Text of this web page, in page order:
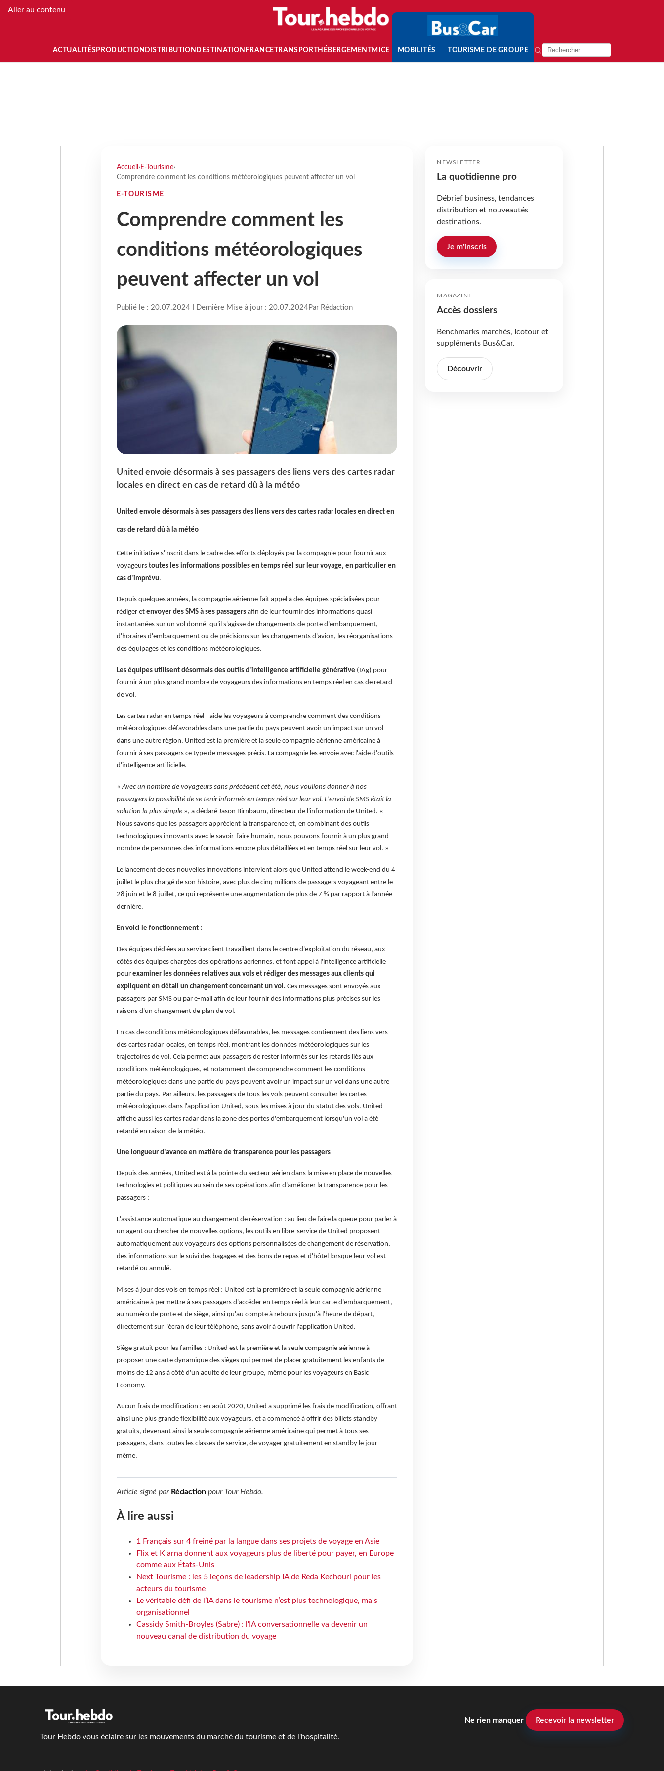
Aller au contenu
ACTUALITÉS PRODUCTION DISTRIBUTION DESTINATION FRANCETRANSPORT HÉBERGEMENTMICE MOBILITÉS TOURISME DE GROUPE
Accueil › E-Tourisme›
Comprendre comment les conditions météorologiques peuvent affecter un vol
E-TOURISME
Comprendre comment les
conditions météorologiques
peuvent affecter un vol
Publié le : 20.07.2024 I Dernière Mise à jour : 20.07.2024Par Rédaction
United envoie désormais à ses passagers des liens vers des cartes radar
locales en direct en cas de retard dû à la météo
United envoie désormais à ses passagers des liens vers des cartes radar locales en direct en
cas de retard dû à la météo
Cette initiative s'inscrit dans le cadre des efforts déployés par la compagnie pour fournir aux
voyageurs toutes les informations possibles en temps réel sur leur voyage, en particulier en
cas d'imprévu.
Depuis quelques années, la compagnie aérienne fait appel à des équipes spécialisées pour
rédiger et envoyer des SMS à ses passagersafin de leur fournir des informations quasi
instantanées sur un vol donné, qu'il s'agisse de changements de porte d'embarquement,
d'horaires d'embarquement ou de précisions sur les changements d'avion, les réorganisations
des équipages et les conditions météorologiques.
Les équipes utilisent désormais des outils d'intelligence artificielle générative (IAg) pour
fournir à un plus grand nombre de voyageurs des informations en temps réel en cas de retard
de vol.
Les cartes radar en temps réel - aide les voyageurs à comprendre comment des conditions
météorologiques défavorables dans une partie du pays peuvent avoir un impact sur un vol
dans une autre région. United est la première et la seule compagnie aérienne américaine à
fournir à ses passagers ce type de messages précis. La compagnie les envoie avec l'aide d'outils
d'intelligence artificielle.
« Avec un nombre de voyageurs sans précédent cet été, nous voulions donner à nos
passagers la possibilité de se tenir informés en temps réel sur leur vol. L'envoi de SMS était la
solution la plus simple», a déclaré Jason Birnbaum, directeur de l'information de United. «
Nous savons que les passagers apprécient la transparence et, en combinant des outils
technologiques innovants avec le savoir-faire humain, nous pouvons fournir à un plus grand
nombre de personnes des informations encore plus détaillées et en temps réel sur leur vol. »
Le lancement de ces nouvelles innovations intervient alors que United attend le week-end du 4
juillet le plus chargé de son histoire, avec plus de cinq millions de passagers voyageant entre le
28 juin et le 8 juillet, ce qui représente une augmentation de plus de 7 % par rapport à l'année
dernière.
En voici le fonctionnement :
Des équipes dédiées au service client travaillent dans le centre d'exploitation du réseau, aux
côtés des équipes chargées des opérations aériennes, et font appel à l'intelligence artificielle
pour examiner les données relatives aux vols et rédiger des messages aux clients qui
expliquent en détail un changement concernant un vol. Ces messages sont envoyés aux
passagers par SMS ou par e-mail afin de leur fournir des informations plus précises sur les
raisons d'un changement de plan de vol.
En cas de conditions météorologiques défavorables, les messages contiennent des liens vers
des cartes radar locales, en temps réel, montrant les données météorologiques sur les
trajectoires de vol. Cela permet aux passagers de rester informés sur les retards liés aux
conditions météorologiques, et notamment de comprendre comment les conditions
météorologiques dans une partie du pays peuvent avoir un impact sur un vol dans une autre
partie du pays. Par ailleurs, les passagers de tous les vols peuvent consulter les cartes
météorologiques dans l'application United, sous les mises à jour du statut des vols. United
affiche aussi les cartes radar dans la zone des portes d'embarquement lorsqu'un vol a été
retardé en raison de la météo.
Une longueur d'avance en matière de transparence pour les passagers
Depuis des années, United est à la pointe du secteur aérien dans la mise en place de nouvelles
technologies et politiques au sein de ses opérations afin d'améliorer la transparence pour les
passagers :
L'assistance automatique au changement de réservation : au lieu de faire la queue pour parler à
un agent ou chercher de nouvelles options, les outils en libre-service de United proposent
automatiquement aux voyageurs des options personnalisées de changement de réservation,
des informations sur le suivi des bagages et des bons de repas et d'hôtel lorsque leur vol est
retardé ou annulé.
Mises à jour des vols en temps réel : United est la première et la seule compagnie aérienne
américaine à permettre à ses passagers d'accéder en temps réel à leur carte d'embarquement,
au numéro de porte et de siège, ainsi qu'au compte à rebours jusqu'à l'heure de départ,
directement sur l'écran de leur téléphone, sans avoir à ouvrir l'application United.
Siège gratuit pour les familles : United est la première et la seule compagnie aérienne à
proposer une carte dynamique des sièges qui permet de placer gratuitement les enfants de
moins de 12 ans à côté d'un adulte de leur groupe, même pour les voyageurs en Basic
Economy.
Aucun frais de modification : en août 2020, United a supprimé les frais de modification, offrant
ainsi une plus grande flexibilité aux voyageurs, et a commencé à offrir des billets standby
gratuits, devenant ainsi la seule compagnie aérienne américaine qui permet à tous ses
passagers, dans toutes les classes de service, de voyager gratuitement en standby le jour
même.
Article signé par Rédactionpour Tour Hebdo.
À lire aussi
1 Français sur 4 freiné par la langue dans ses projets de voyage en Asie
Flix et Klarna donnent aux voyageurs plus de liberté pour payer, en Europe
comme aux États-Unis
Next Tourisme : les 5 leçons de leadership IA de Reda Kechouri pour les
acteurs du tourisme
Le véritable défi de l’IA dans le tourisme n’est plus technologique, mais
organisationnel
Cassidy Smith-Broyles (Sabre) : l'IA conversationnelle va devenir un
nouveau canal de distribution du voyage
NEWSLETTER
La quotidienne pro
Débrief business, tendances
distribution et nouveautés
destinations.
Je m'inscris
MAGAZINE
Accès dossiers
Benchmarks marchés, Icotour et
suppléments Bus&Car.
Découvrir
Tour Hebdo vous éclaire sur les mouvements du marché du tourisme et de l'hospitalité.
Ne rien manquer Recevoir la newsletter